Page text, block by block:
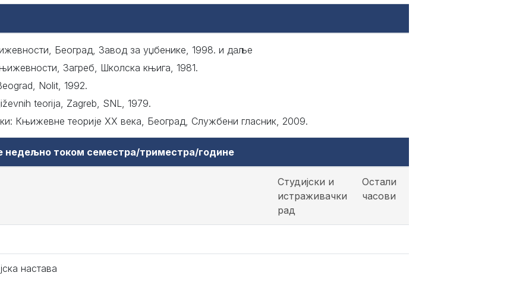
Београд, Завод за уџбенике, 1998. и даље
Загреб, Школска књига, 1981.
Nolit, 1992.
teorija, Zagreb, SNL, 1979.
Књижевне теорије ХХ века, Београд, Службени гласник, 2009.
недељно током семестра/триместра/године
Студијски и
истраживачки
рад
Остали
часови
настава